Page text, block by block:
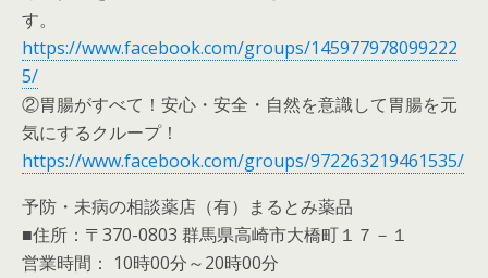
す。
https://www.facebook.com/groups/145977978099222
5/
②胃腸がすべて！安心・安全・自然を意識して胃腸を元
気にするクループ！
https://www.facebook.com/groups/972263219461535/
予防・未病の相談薬店（有）まるとみ薬品
■住所：〒370-0803 群馬県高崎市大橋町１７－１
営業時間： 10時00分～20時00分